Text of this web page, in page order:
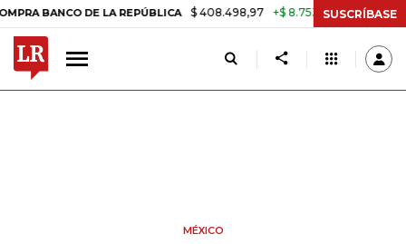
DE LA REPÚBLICA $ 408.498,97 +$ 8.753,81 +2,19% TASA
SUSCRÍBASE
MÉXICO